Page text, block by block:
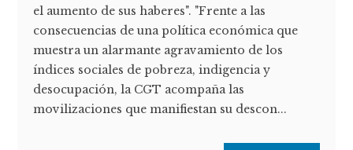
el aumento de sus haberes". "Frente a las
consecuencias de una política económica que
muestra un alarmante agravamiento de los
índices sociales de pobreza, indigencia y
desocupación, la CGT acompaña las
movilizaciones que manifiestan su descon...